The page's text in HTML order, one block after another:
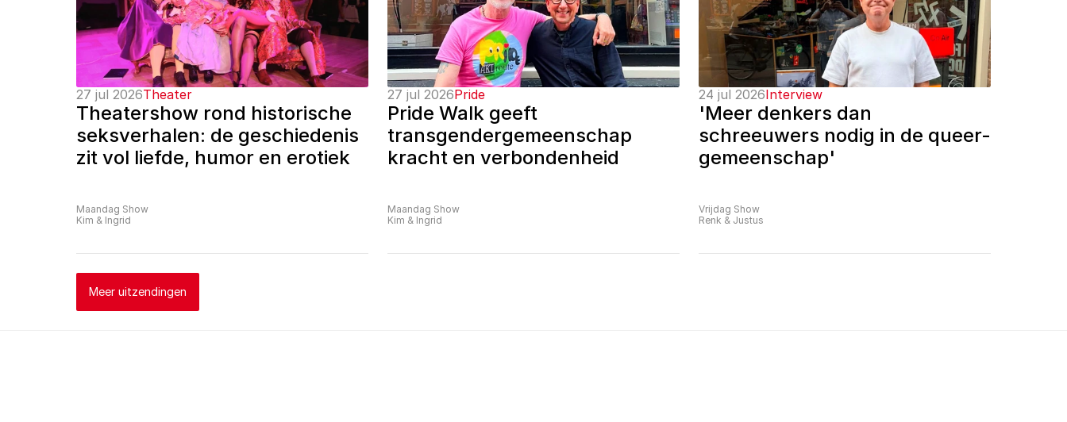
27 jul 2026Theater
Theatershow rond historische
seksverhalen: de geschiedenis
zit vol liefde, humor en erotiek
Maandag Show
Kim & Ingrid
27 jul 2026Pride
Pride Walk geeft
transgendergemeenschap
kracht en verbondenheid
Maandag Show
Kim & Ingrid
24 jul 2026Interview
'Meer denkers dan
schreeuwers nodig in de queer-
gemeenschap'
Vrijdag Show
Renk & Justus
Meer uitzendingen